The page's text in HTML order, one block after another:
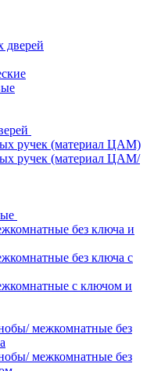
дверей
ручек (материал ЦАМ)
ручек (материал ЦАМ/
без ключа и
без ключа с
с ключом и
межкомнатные без
межкомнатные без